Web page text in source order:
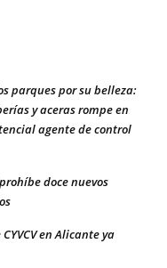
parques por su belleza:
y aceras rompe en
agente de control
doce nuevos
en Alicante ya